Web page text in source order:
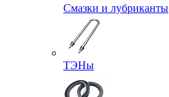
Смазки и лубриканты
ТЭНы